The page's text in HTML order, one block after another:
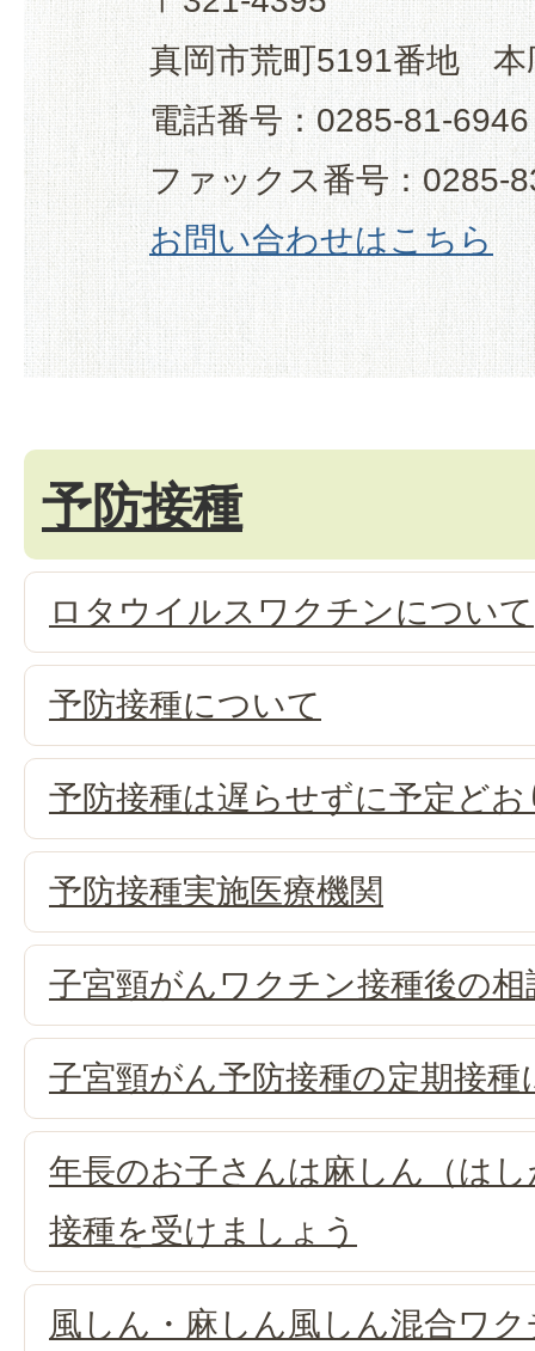
真岡市荒町5191番地 本
電話番号：0285-81-6946
ファックス番号：0285-
お問い合わせはこちら
予防接種
ロタウイルスワクチンについて
予防接種について
予防接種は遅らせずに予定ど
予防接種実施医療機関
子宮頸がんワクチン接種後の相
子宮頸がん予防接種の定期接種
年長のお子さんは麻しん（は
接種を受けましょう
風しん・麻しん風しん混合ワ